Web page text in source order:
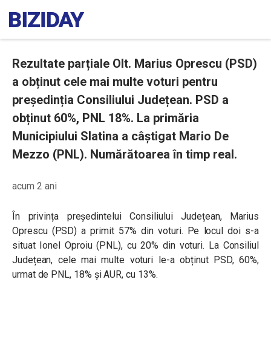
Rezultate parțiale Olt. Marius Oprescu (PSD)
a obținut cele mai multe voturi pentru
președinția Consiliului Județean. PSD a
obținut 60%, PNL 18%. La primăria
Municipiului Slatina a câștigat Mario De
Mezzo (PNL). Numărătoarea în timp real.
acum 2 ani
În privința președintelui Consiliului Județean, Marius
Oprescu (PSD) a primit 57% din voturi. Pe locul doi s-a
situat Ionel Oproiu (PNL), cu 20% din voturi. La Consiliul
Județean, cele mai multe voturi le-a obținut PSD, 60%,
urmat de PNL, 18% și AUR, cu 13%.